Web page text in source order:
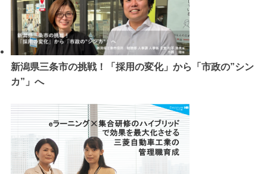
新潟県三条市の挑戦！「採用の変化」から「市政の”シン
カ”」へ